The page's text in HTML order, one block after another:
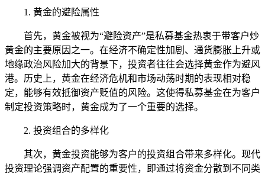
1. 黄金的避险属性
首先，黄金被视为“避险资产”是私募基金热衷于带客户炒
黄金的主要原因之一。在经济不确定性加剧、通货膨胀上升或
地缘政治风险加大的背景下，投资者往往会选择黄金作为避风
港。历史上，黄金在经济危机和市场动荡时期的表现相对稳
定，能够有效抵御资产贬值的风险。这使得私募基金在为客户
制定投资策略时，黄金成为了一个重要的选择。
2. 投资组合的多样化
其次，黄金投资能够为客户的投资组合带来多样化。现代
投资理论强调资产配置的重要性，即通过将资金分散到不同类